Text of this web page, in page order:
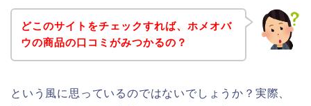
どこのサイトをチェックすれば、ホメオバ
ウの商品の口コミがみつかるの？
という風に思っているのではないでしょうか？実際、